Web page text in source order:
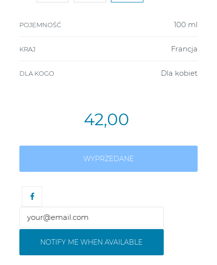
POJEMNOŚĆ 100 ml
KRAJ Francja
DLA KOGO Dla kobiet
42,00
WYPRZEDANE
NOTIFY ME WHEN AVAILABLE